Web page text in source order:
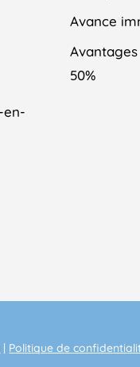
en-
Avance
50%
| Politique de